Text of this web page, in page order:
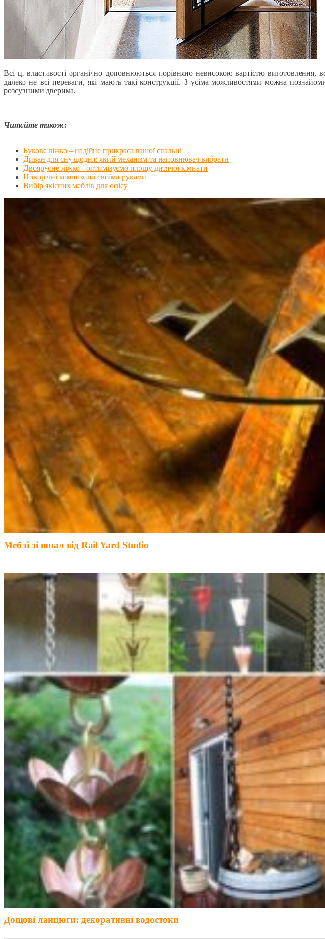
Всі ці властивості органічно доповнюються порівняно невисокою вартістю
далеко не всі переваги, які мають такі конструкції. З усіма можливостями можна
розсувними дверима.
Читайте також:
Букове ліжко – надійне прикраса вашої спальні
Диван для сну щодня: який механізм та наповнювач вибрати
Двоярусне ліжко - оптимізуємо площу дитячої кімнати
Новорічні композиції своїми руками
Вибір якісних меблів для офісу
Меблі зі шпал від Rail Yard Studio
Дощові ланцюги: декоративні водостоки